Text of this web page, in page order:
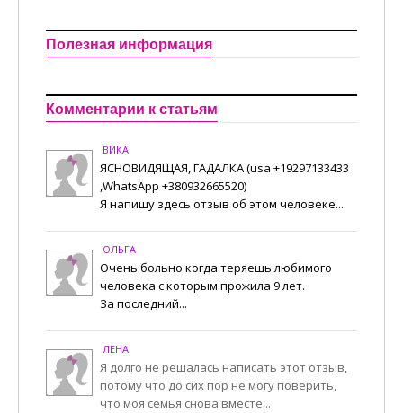
Полезная информация
Комментарии к статьям
ВИКА
ЯСНОВИДЯЩАЯ, ГАДАЛКА (usa +19297133433
,WhatsApp +380932665520)
Я напишу здесь отзыв об этом человеке...
ОЛЬГА
Очень больно когда теряешь любимого
человека с которым прожила 9 лет.
За последний...
ЛЕНА
Я долго не решалась написать этот отзыв,
потому что до сих пор не могу поверить,
что моя семья снова вместе...